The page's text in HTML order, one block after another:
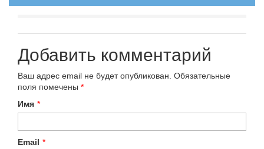
Добавить комментарий
Ваш адрес email не будет опубликован. Обязательные
поля помечены *
Имя *
Email *